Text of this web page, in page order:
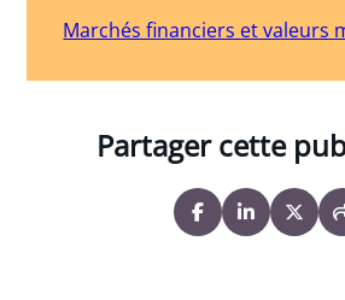
Marchés financiers et valeurs
Partager cette